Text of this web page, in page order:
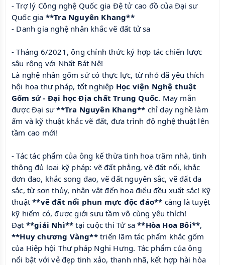
- Trợ lý Công nghệ Quốc gia Đệ tử cao đồ của Đại sư
Quốc gia **Tra Nguyên Khang**
- Danh gia nghệ nhân khắc vẽ đất tử sa
- Tháng 6/2021, ông chính thức ký hợp tác chiến lược
sâu rộng với Nhất Bát Nê!
Là nghệ nhân gốm sứ có thực lực, từ nhỏ đã yêu thích
hội họa thư pháp, tốt nghiệp Học viện Nghệ thuật
Gốm sứ - Đại học Địa chất Trung Quốc. May mắn
được Đại sư**Tra Nguyên Khang** chỉ dạy nghề làm
ấm và kỹ thuật khắc vẽ đất, đưa trình độ nghệ thuật lên
tầm cao mới!
- Tác tác phẩm của ông kế thừa tinh hoa trăm nhà, tinh
thông đủ loại kỹ pháp: vẽ đất phẳng, vẽ đất nổi, khắc
đơn đao, khắc song đao, vẽ đất nguyên sắc, vẽ đất đa
sắc, từ sơn thủy, nhân vật đến hoa điểu đều xuất sắc! Kỹ
thuật**vẽ đất nổi phun mực độc đáo** càng là tuyệt
kỹ hiếm có, được giới sưu tầm vô cùng yêu thích!
Đạt **giải Nhì** tại cuộc thi Tử sa**Hòa Hoa Bôi**,
**Huy chương Vàng**triển lãm tác phẩm khắc gốm
của Hiệp hội Thư pháp Nghi Hưng. Tác phẩm của ông
nổi bật với vẻ đẹp tinh xảo, thanh nhã, kết hợp hài hòa